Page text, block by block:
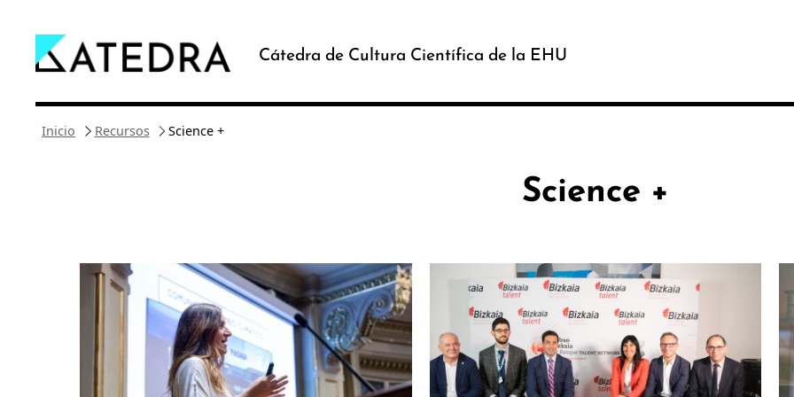
contenido
Cátedra de Cultura Científica de la EHU
Inicio Recursos Science +
Science +